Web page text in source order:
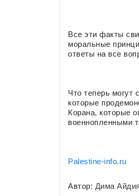
Все эти факты
моральные
ответы на все
Что теперь могут
которые
Корана, которые
военнопленными
Рalestine-info.ru
Автор: Дима Айдия